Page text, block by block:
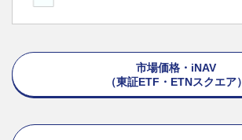
市場価格・iNAV
（東証ETF・ETNスクエア）